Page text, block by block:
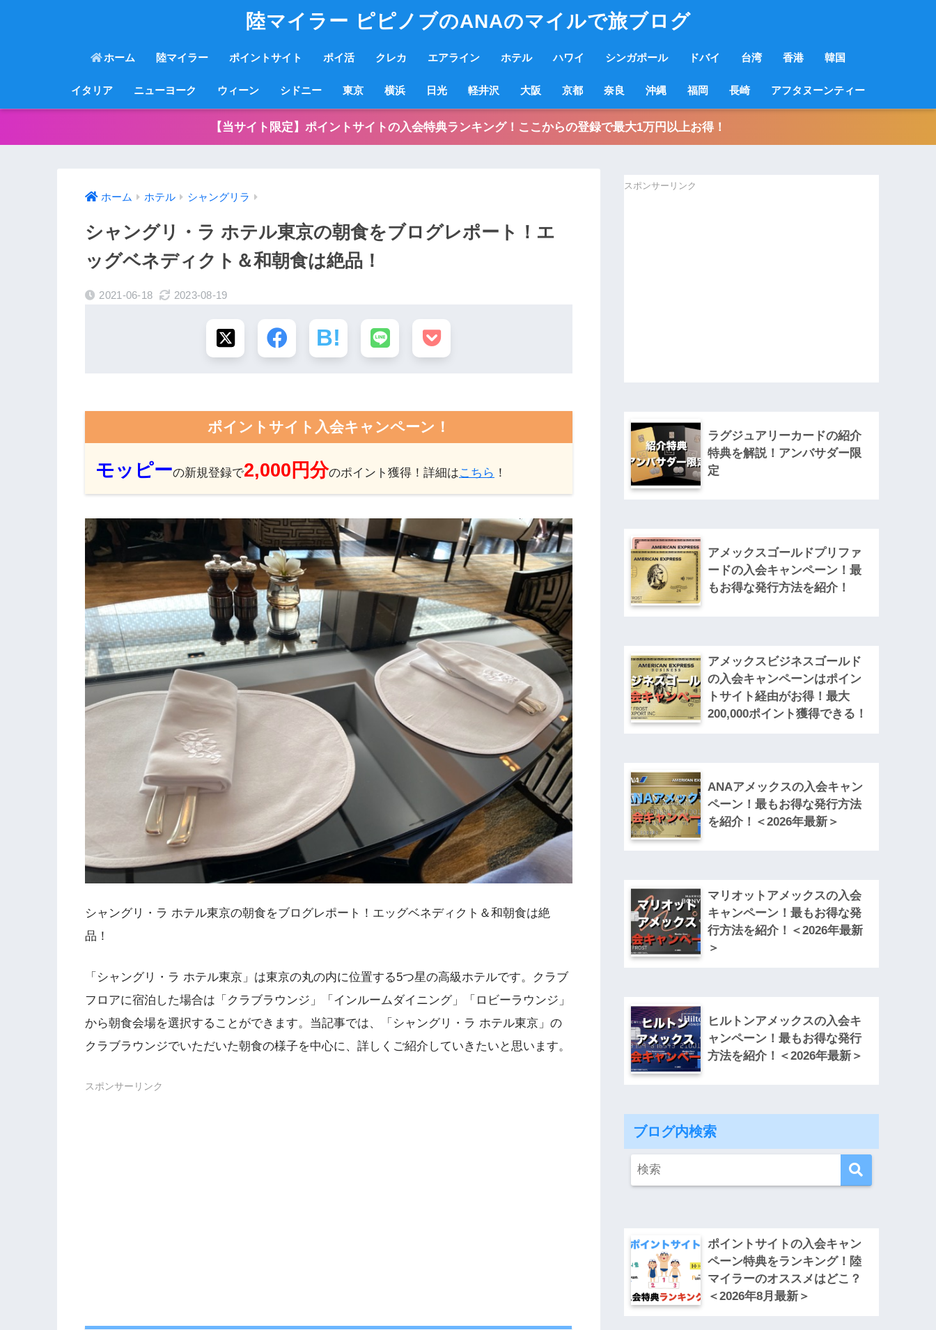
陸マイラー ピピノブのANAのマイルで旅ブログ
ホーム 陸マイラー ポイントサイト ポイ活 クレカ エアライン ホテル ハワイ シンガポール ドバイ 台湾 香港 韓国
イタリア ニューヨーク ウィーン シドニー 東京 横浜 日光 軽井沢 大阪 京都 奈良 沖縄 福岡 長崎 アフタヌーンティー
【当サイト限定】ポイントサイトの入会特典ランキング！ここからの登録で最大1万円以上お得！
ホーム ホテル シャングリラ
シャングリ・ラ ホテル東京の朝食をブログレポート！エ
ッグベネディクト＆和朝食は絶品！
2021-06-18 2023-08-19
ポイントサイト入会キャンペーン！
モッピーの新規登録で2,000円分のポイント獲得！詳細はこちら ！
シャングリ・ラ ホテル東京の朝食をブログレポート！エッグベネディクト＆和朝食は絶
品！
「シャングリ・ラ ホテル東京」は東京の丸の内に位置する5つ星の高級ホテルです。クラブ
フロアに宿泊した場合は「クラブラウンジ」「インルームダイニング」「ロビーラウンジ」
から朝食会場を選択することができます。当記事では、「シャングリ・ラ ホテル東京」の
クラブラウンジでいただいた朝食の様子を中心に、詳しくご紹介していきたいと思います。
スポンサーリンク
スポンサーリンク
ラグジュアリーカードの紹介
特典を解説！アンバサダー限
定
アメックスゴールドプリファ
ードの入会キャンペーン！最
もお得な発行方法を紹介！
アメックスビジネスゴールド
の入会キャンペーンはポイン
トサイト経由がお得！最大
200,000ポイント獲得できる！
ANAアメックスの入会キャン
ペーン！最もお得な発行方法
を紹介！＜2026年最新＞
マリオットアメックスの入会
キャンペーン！最もお得な発
行方法を紹介！＜2026年最新
＞
ヒルトンアメックスの入会キ
ャンペーン！最もお得な発行
方法を紹介！＜2026年最新＞
ブログ内検索
ポイントサイトの入会キャン
ペーン特典をランキング！陸
マイラーのオススメはどこ？
＜2026年8月最新＞